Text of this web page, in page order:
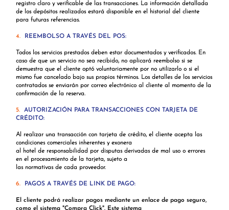
registro claro y verificable de las transacciones. La información detallada
de los depósitos realizados estará disponible en el historial del cliente
para futuras referencias.
4. REEMBOLSO A TRAVÉS DEL POS:
Todos los servicios prestados deben estar documentados y verificados. En
caso de que un servicio no sea recibido, no aplicará reembolso si se
demuestra que el cliente optó voluntariamente por no utilizarlo o si el
mismo fue cancelado bajo sus propios términos. Los detalles de los servicios
contratados se enviarán por correo electrónico al cliente al momento de la
confirmación de la reserva.
5.
AUTORIZACIÓN PARA TRANSACCIONES CON TARJETA DE
CRÉDITO:
Al realizar una transacción con tarjeta de crédito, el cliente acepta las
condiciones comerciales inherentes y exonera
al hotel de responsabilidad por disputas derivadas de mal uso o errores
en el procesamiento de la tarjeta, sujeto a
las normativas de cada proveedor.
6. PAGOS A TRAVÉS DE LINK DE PAGO:
El cliente podrá realizar pagos mediante un enlace de pago seguro,
como el sistema "Compra Click". Este sistema